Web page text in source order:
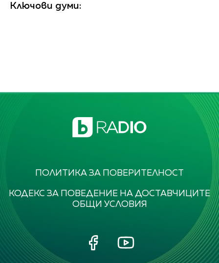
Ключови думи:
ПОЛИТИКА ЗА ПОВЕРИТЕЛНОСТ
КОДЕКС ЗА ПОВЕДЕНИЕ НА ДОСТАВЧИЦИТЕ
ОБЩИ УСЛОВИЯ